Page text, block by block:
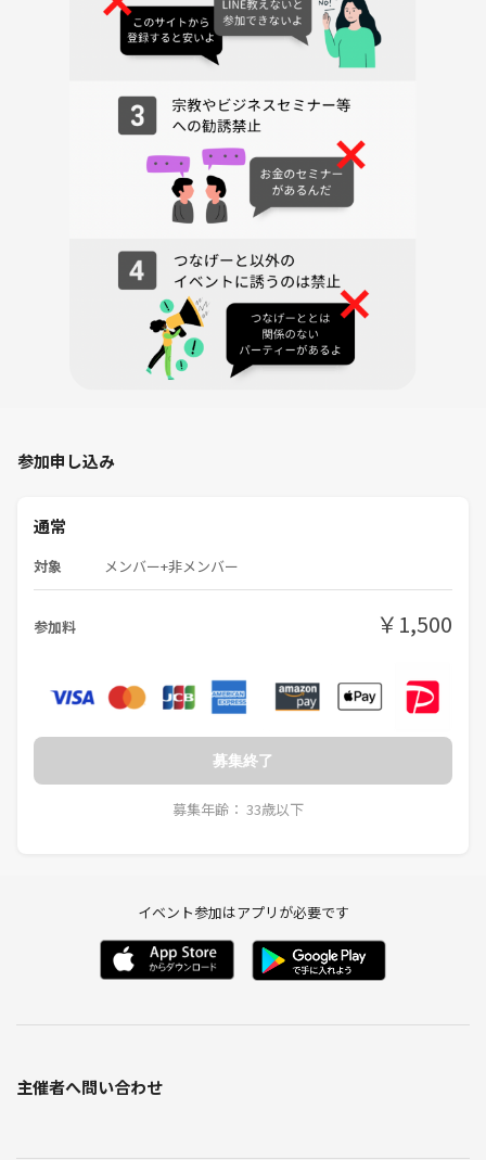
参加申し込み
通常
対象 メンバー+非メンバー
参加料 ￥1,500
募集終了
募集年齢： 33歳以下
イベント参加はアプリが必要です
主催者へ問い合わせ